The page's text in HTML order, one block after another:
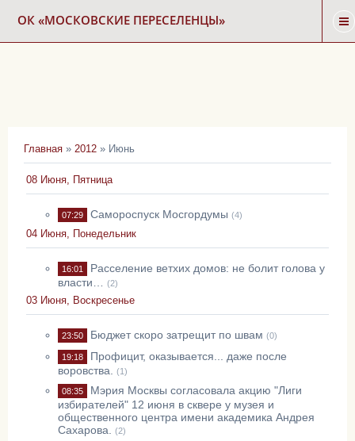
ОК «МОСКОВСКИЕ ПЕРЕСЕЛЕНЦЫ»
КАРТА СНОСА
ФОРУМ
КОНТАКТЫ
Главная » 2012 » Июнь
08 Июня, Пятница
07:29 Самороспуск Мосгордумы (4)
04 Июня, Понедельник
16:01
Расселение ветхих домов: не болит голова у
власти…
(2)
03 Июня, Воскресенье
23:50 Бюджет скоро затрещит по швам (0)
19:18
Профицит, оказывается... даже после
воровства.
(1)
08:35
Мэрия Москвы согласовала акцию "Лиги
избирателей" 12 июня в сквере у музея и
общественного центра имени академика Андрея
Сахарова.
(2)